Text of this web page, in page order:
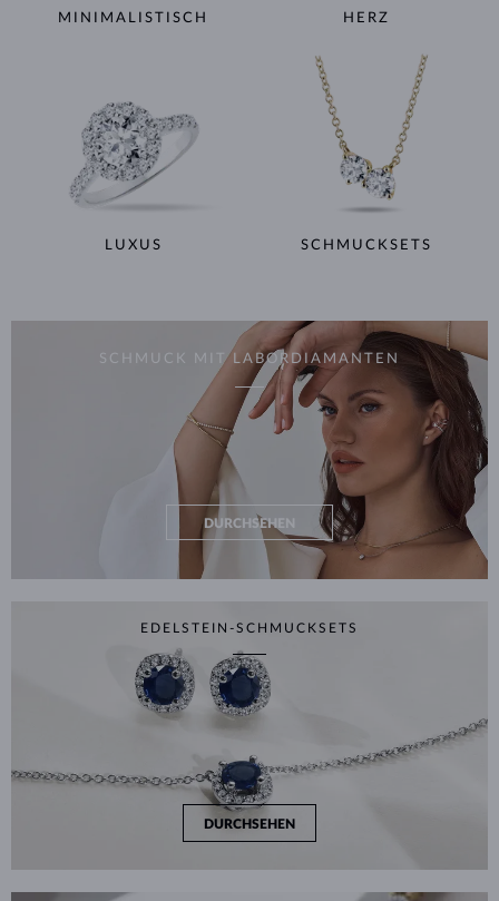
MINIMALISTISCH HERZ
LUXUS SCHMUCKSETS
SCHMUCK MIT LABORDIAMANTEN
DURCHSEHEN
EDELSTEIN-SCHMUCKSETS
DURCHSEHEN